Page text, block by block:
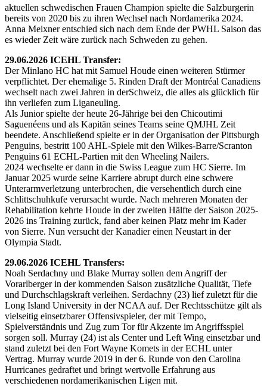
aktuellen schwedischen Frauen Champion spielte die Salzburgerin
bereits von 2020 bis zu ihren Wechsel nach Nordamerika 2024.
Anna Meixner entschied sich nach dem Ende der PWHL Saison das
es wieder Zeit wäre zurück nach Schweden zu gehen.
29.06.2026 ICEHL Transfer:
Der Minlano HC hat mit Samuel Houde einen weiteren Stürmer
verpflichtet. Der ehemalige 5. Rinden Draft der Montréal Canadiens
wechselt nach zwei Jahren in derSchweiz, die alles als glücklich für
ihn verliefen zum Liganeuling.
Als Junior spielte der heute 26-Jährige bei den Chicoutimi
Saguenéens und als Kapitän seines Teams seine QMJHL Zeit
beendete. Anschließend spielte er in der Organisation der Pittsburgh
Penguins, bestritt 100 AHL-Spiele mit den Wilkes-Barre/Scranton
Penguins 61 ECHL-Partien mit den Wheeling Nailers.
2024 wechselte er dann in die Swiss League zum HC Sierre. Im
Januar 2025 wurde seine Karriere abrupt durch eine schwere
Unterarmverletzung unterbrochen, die versehentlich durch eine
Schlittschuhkufe verursacht wurde. Nach mehreren Monaten der
Rehabilitation kehrte Houde in der zweiten Hälfte der Saison 2025-
2026 ins Training zurück, fand aber keinen Platz mehr im Kader
von Sierre. Nun versucht der Kanadier einen Neustart in der
Olympia Stadt.
29.06.2026 ICEHL Transfers:
Noah Serdachny und Blake Murray sollen dem Angriff der
Vorarlberger in der kommenden Saison zusätzliche Qualität, Tiefe
und Durchschlagskraft verleihen. Serdachny (23) lief zuletzt für die
Long Island University in der NCAA auf. Der Rechtsschütze gilt als
vielseitig einsetzbarer Offensivspieler, der mit Tempo,
Spielverständnis und Zug zum Tor für Akzente im Angriffsspiel
sorgen soll. Murray (24) ist als Center und Left Wing einsetzbar und
stand zuletzt bei den Fort Wayne Komets in der ECHL unter
Vertrag. Murray wurde 2019 in der 6. Runde von den Carolina
Hurricanes gedraftet und bringt wertvolle Erfahrung aus
verschiedenen nordamerikanischen Ligen mit.